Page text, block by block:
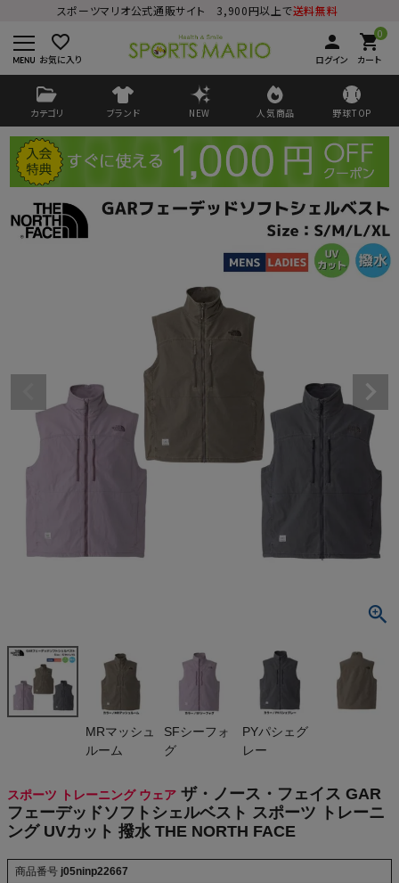
スポーツマリオ公式通販サイト 3,900円以上で送料無料
favorite_border
お気に入り
person
ログイン
0
shopping_cart
カート
カテゴリ ブランド NEW 人気商品 野球TOP
ログイン 会員登録
商品が見つからない方はこちら
ソフトシェル
ベスト スポ
ーツ トレー
ニング UVカ
ット 撥水 TH
(税込)
NIKE
CHUMS
MRマッシュ
ルーム
SFシーフォ
グ
PYパシェグ
レー
スポーツ トレーニング ウェア ザ・ノース・フェイス GAR
フェーデッドソフトシェルベスト スポーツ トレーニ
ング UVカット 撥水 THE NORTH FACE
商品番号 j05ninp22667